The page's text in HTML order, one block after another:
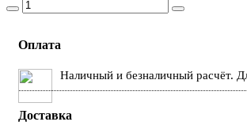
Оплата
Наличный и безналичный расчёт.
Доставка